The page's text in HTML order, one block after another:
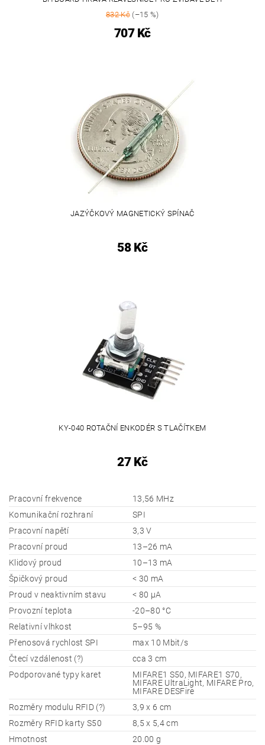
832 Kč(–15 %)
707 Kč
JAZÝČKOVÝ MAGNETICKÝ SPÍNAČ
58 Kč
KY-040 ROTAČNÍ ENKODÉR S TLAČÍTKEM
27 Kč
Pracovní frekvence
13,56 MHz
Komunikační rozhraní
SPI
Pracovní napětí
3,3 V
Pracovní proud
13–26 mA
Klidový proud
10–13 mA
Špičkový proud
< 30 mA
Proud v neaktivním stavu
< 80 μA
Provozní teplota
-20–80 °C
Relativní vlhkost
5–95 %
Přenosová rychlost SPI
max 10 Mbit/s
Čtecí vzdálenost (?)
cca 3 cm
Podporované typy karet
MIFARE1 S50, MIFARE1 S70,
MIFARE UltraLight, MIFARE Pro,
MIFARE DESFire
Rozměry modulu RFID (?)
3,9 x 6 cm
Rozměry RFID karty S50
8,5 x 5,4 cm
Hmotnost
20.00 g